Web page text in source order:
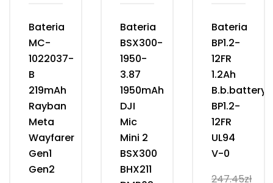
Bateria
MC-
1022037-
B
219mAh
Rayban
Meta
Wayfarer
Gen1
Gen2
Bateria
BSX300-
1950-
3.87
1950mAh
DJI
Mic
Mini 2
BSX300
BHX211
Bateria
BP1.2-
12FR
1.2Ah
B.b.battery
BP1.2-
12FR
UL94
V-0
247.45zł